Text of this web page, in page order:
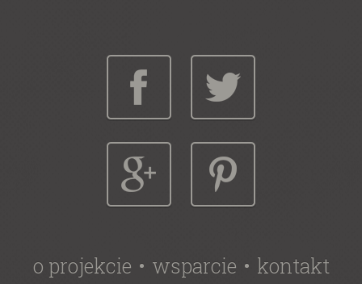
o projekcie wsparcie kontakt